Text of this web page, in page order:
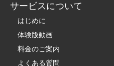
サービスについて
はじめに
体験版動画
料金のご案内
よくある質問